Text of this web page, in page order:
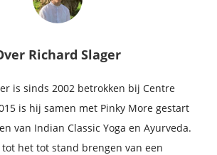
Richard Slager
is sinds 2002 betrokken bij Centre
is hij samen met Pinky More gestart
van Indian Classic Yoga en Ayurveda.
het tot stand brengen van een